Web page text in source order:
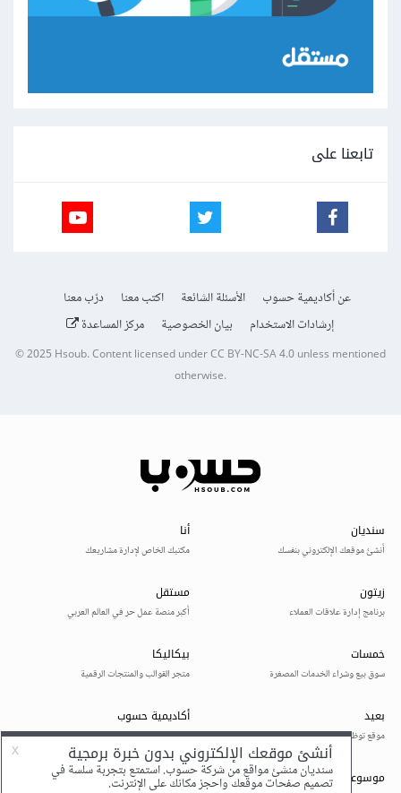
تابعنا على
عن أكاديمية حسوب الأسئلة الشائعة اكتب معنا
درّب معنا
إرشادات الاستخدام
بيان الخصوصية مركز المساعدة
© 2025Hsoub.Content licensed underCC BY-NC-SA 4.0unless mentioned
otherwise.